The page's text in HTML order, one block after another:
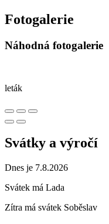
Fotogalerie
Náhodná fotogalerie
leták
Svátky a výročí
Dnes je 7.8.2026
Svátek má Lada
Zítra má svátek Soběslav